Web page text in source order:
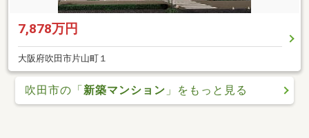
7,878万円
大阪府吹田市片山町１
吹田市の「 新築マンション 」をもっと見る